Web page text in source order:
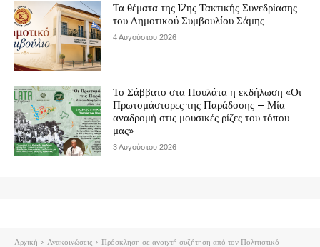
Τα θέματα της 12ης Τακτικής Συνεδρίασης
του Δημοτικού Συμβουλίου Σάμης
4 Αυγούστου 2026
Το Σάββατο στα Πουλάτα η εκδήλωση «Οι
Πρωτομάστορες της Παράδοσης – Μία
αναδρομή στις μουσικές ρίζες του τόπου
μας»
3 Αυγούστου 2026